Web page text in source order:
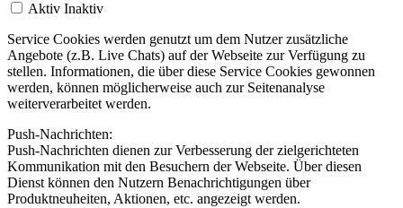
Aktiv Inaktiv
Service Cookies werden genutzt um dem Nutzer zusätzliche
Angebote (z.B. Live Chats) auf der Webseite zur Verfügung zu
stellen. Informationen, die über diese Service Cookies gewonnen
werden, können möglicherweise auch zur Seitenanalyse
weiterverarbeitet werden.
Push-Nachrichten:
Push-Nachrichten dienen zur Verbesserung der zielgerichteten
Kommunikation mit den Besuchern der Webseite. Über diesen
Dienst können den Nutzern Benachrichtigungen über
Produktneuheiten, Aktionen, etc. angezeigt werden.